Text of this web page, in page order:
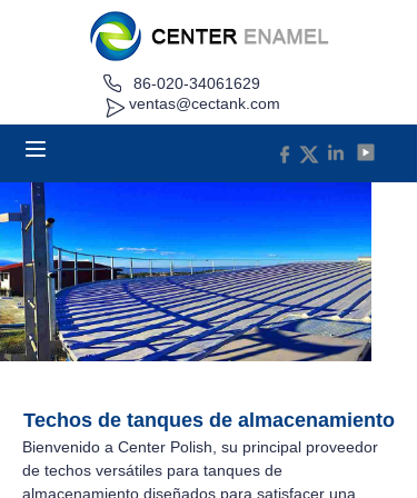
ventas@cectank.com
86-020-34061629
Techos de tanques de almacenamiento
Bienvenido a Center Polish, su principal proveedor
de techos versátiles para tanques de
almacenamiento diseñados para satisfacer una
Acerca de
Productos
Aplicaciones
Caso de proyecto
Noticias